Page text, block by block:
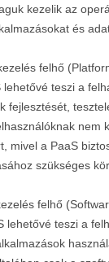
kezelik az
és
felhő
lehetővé teszi a
fejlesztését,
nem
mivel a PaaS
szükséges
felhő
lehetővé teszi a